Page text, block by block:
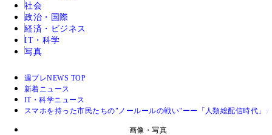
社会
政治・国際
経済・ビジネス
IT・科学
写真
週プレNEWS TOP
新着ニュース
IT・科学ニュース
スマホを持った市民たちの"ノールールの戦い"ーー「人類総配信時代」
画像・写真